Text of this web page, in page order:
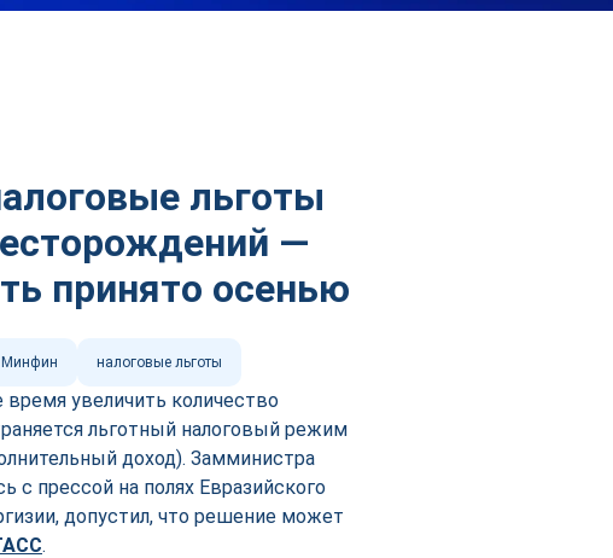
льготы
—
принято осенью
Минфин налоговые льготы
увеличить количество
льготный налоговый режим
доход). Замминистра
с прессой на полях Евразийского
допустил, что решение может
.